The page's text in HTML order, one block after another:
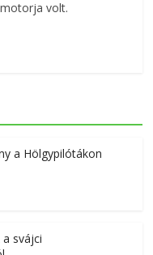
volt.
a Hölgypilótákon
a svájci